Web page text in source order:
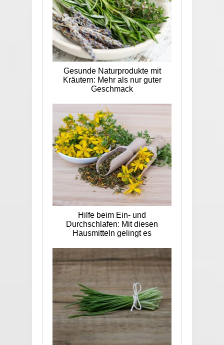
Gesunde Naturprodukte mit
Kräutern: Mehr als nur guter
Geschmack
Hilfe beim Ein- und
Durchschlafen: Mit diesen
Hausmitteln gelingt es